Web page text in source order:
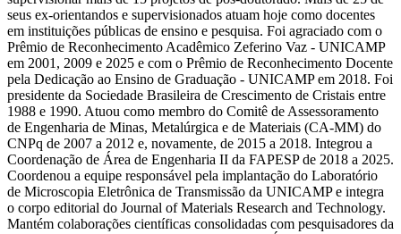
seus ex-orientandos e supervisionados atuam hoje como docentes
em instituições públicas de ensino e pesquisa. Foi agraciado com o
Prêmio de Reconhecimento Acadêmico Zeferino Vaz - UNICAMP
em 2001, 2009 e 2025 e com o Prêmio de Reconhecimento Docente
pela Dedicação ao Ensino de Graduação - UNICAMP em 2018. Foi
presidente da Sociedade Brasileira de Crescimento de Cristais entre
1988 e 1990. Atuou como membro do Comitê de Assessoramento
de Engenharia de Minas, Metalúrgica e de Materiais (CA-MM) do
CNPq de 2007 a 2012 e, novamente, de 2015 a 2018. Integrou a
Coordenação de Área de Engenharia II da FAPESP de 2018 a 2025.
Coordenou a equipe responsável pela implantação do Laboratório
de Microscopia Eletrônica de Transmissão da UNICAMP e integra
o corpo editorial do Journal of Materials Research and Technology.
Mantém colaborações científicas consolidadas com pesquisadores da